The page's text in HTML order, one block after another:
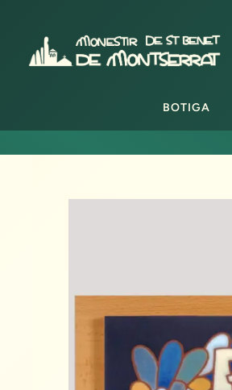
contingut
BOTIGA